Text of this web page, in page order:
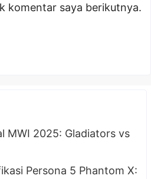
komentar saya berikutnya.
MWI 2025: Gladiators vs
Persona 5 Phantom X: